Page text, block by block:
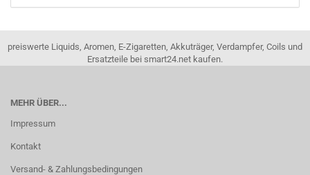
preiswerte Liquids, Aromen, E-Zigaretten, Akkuträger, Verdampfer, Coils und
Ersatzteile bei smart24.net kaufen.
MEHR ÜBER...
Impressum
Kontakt
Versand- & Zahlungsbedingungen